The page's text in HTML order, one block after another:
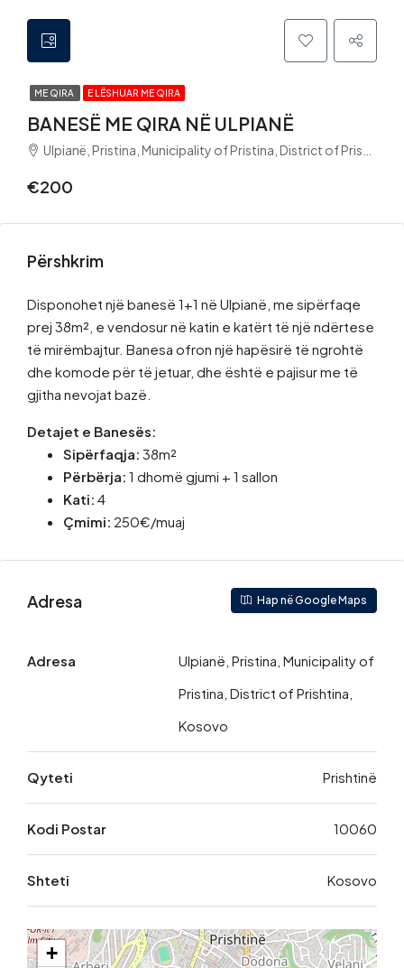
ME QIRA E LËSHUAR ME QIRA
BANESË ME QIRA NË ULPIANË
Ulpianë, Pristina, Municipality of Pristina, District of Prishtina, Kosovo
€200
Përshkrim
Disponohet një banesë 1+1 në Ulpianë, me sipërfaqe
prej 38m², e vendosur në katin e katërt të një ndërtese
të mirëmbajtur. Banesa ofron një hapësirë të ngrohtë
dhe komode për të jetuar, dhe është e pajisur me të
gjitha nevojat bazë.
Detajet e Banesës:
Sipërfaqja: 38m²
Përbërja: 1 dhomë gjumi + 1 sallon
Kati: 4
Çmimi: 250€/muaj
Adresa Hap në Google Maps
Adresa
Ulpianë, Pristina, Municipality of
Pristina, District of Prishtina,
Kosovo
Qyteti Prishtinë
Kodi Postar 10060
Shteti Kosovo
+